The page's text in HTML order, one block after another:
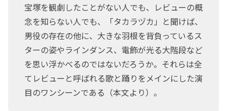
宝塚を観劇したことがない人でも、レビューの概
念を知らない人でも、「タカラヅカ」と聞けば、
男役の存在の他に、大きな羽根を背負っているス
ターの姿やラインダンス、電飾が光る大階段など
を思い浮かべるのではないだろうか。それらは全
てレビューと呼ばれる歌と踊りをメインにした演
目のワンシーンである（本文より）。